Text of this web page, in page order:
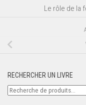
Le rôle de la
RECHERCHER UN LIVRE
Recherche